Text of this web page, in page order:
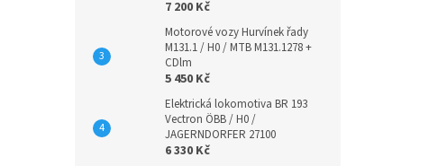
7 200 Kč
Motorové vozy Hurvínek řady
M131.1 / H0 / MTB M131.1278 +
CDlm
5 450 Kč
Elektrická lokomotiva BR 193
Vectron ÖBB / H0 /
JAGERNDORFER 27100
6 330 Kč